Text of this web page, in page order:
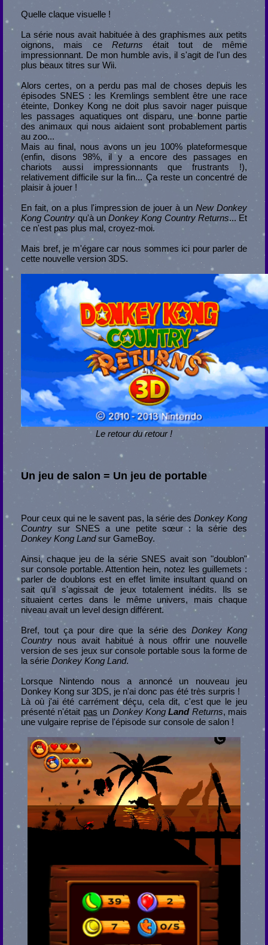
Quelle claque visuelle !
La série nous avait habituée à des graphismes aux petits
oignons, mais ce Returns était tout de même
impressionnant. De mon humble avis, il s'agit de l'un des
plus beaux titres sur Wii.
Alors certes, on a perdu pas mal de choses depuis les
épisodes SNES : les Kremlings semblent être une race
éteinte, Donkey Kong ne doit plus savoir nager puisque
les passages aquatiques ont disparu, une bonne partie
des animaux qui nous aidaient sont probablement partis
au zoo...
Mais au final, nous avons un jeu 100% plateformesque
(enfin, disons 98%, il y a encore des passages en
chariots aussi impressionnants que frustrants !),
relativement difficile sur la fin... Ça reste un concentré de
plaisir à jouer !
En fait, on a plus l'impression de jouer à un New Donkey
Kong Country qu'à un Donkey Kong Country Returns... Et
ce n'est pas plus mal, croyez-moi.
Mais bref, je m'égare car nous sommes ici pour parler de
cette nouvelle version 3DS.
Le retour du retour !
Un jeu de salon = Un jeu de portable
Pour ceux qui ne le savent pas, la série des Donkey Kong
Country sur SNES a une petite sœur : la série des
Donkey Kong Landsur GameBoy.
Ainsi, chaque jeu de la série SNES avait son "doublon"
sur console portable. Attention hein, notez les guillemets :
parler de doublons est en effet limite insultant quand on
sait qu'il s'agissait de jeux totalement inédits. Ils se
situaient certes dans le même univers, mais chaque
niveau avait un level design différent.
Bref, tout ça pour dire que la série desDonkey Kong
Country nous avait habitué à nous offrir une nouvelle
version de ses jeux sur console portable sous la forme de
la série Donkey Kong Land.
Lorsque Nintendo nous a annoncé un nouveau jeu
Donkey Kong sur 3DS, je n'ai donc pas été très surpris !
Là où j'ai été carrément déçu, cela dit, c'est que le jeu
présenté n'était pas un Donkey KongLandReturns, mais
une vulgaire reprise de l'épisode sur console de salon !